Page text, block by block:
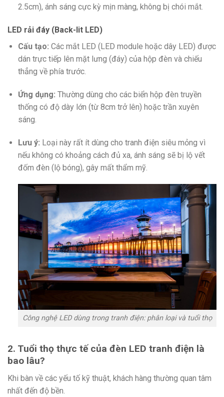
2.5cm), ánh sáng cực kỳ mịn màng, không bị chói mắt.
LED rải đáy (Back-lit LED)
Cấu tạo: Các mắt LED (LED module hoặc dây LED) được
dán trực tiếp lên mặt lưng (đáy) của hộp đèn và chiếu
thẳng về phía trước.
Ứng dụng: Thường dùng cho các biển hộp đèn truyền
thống có độ dày lớn (từ 8cm trở lên) hoặc trần xuyên
sáng.
Lưu ý: Loại này rất ít dùng cho tranh điện siêu mỏng vì
nếu không có khoảng cách đủ xa, ánh sáng sẽ bị lộ vết
đốm đèn (lộ bóng), gây mất thẩm mỹ.
Công nghệ LED dùng trong tranh điện: phân loại và tuổi thọ
2. Tuổi thọ thực tế của đèn LED tranh điện là
bao lâu?
Khi bàn về các yếu tố kỹ thuật, khách hàng thường quan tâm
nhất đến độ bền.